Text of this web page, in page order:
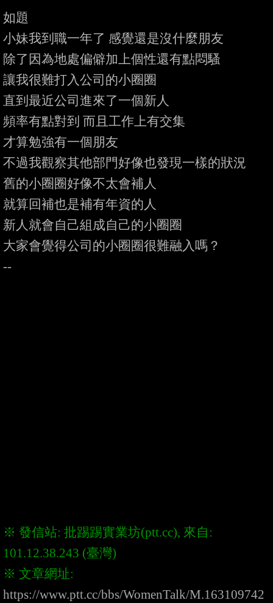
如題
小妹我到職一年了 感覺還是沒什麼朋友
除了因為地處偏僻加上個性還有點悶騷
讓我很難打入公司的小圈圈
直到最近公司進來了一個新人
頻率有點對到 而且工作上有交集
才算勉強有一個朋友
不過我觀察其他部門好像也發現一樣的狀況
舊的小圈圈好像不太會補人
就算回補也是補有年資的人
新人就會自己組成自己的小圈圈
大家會覺得公司的小圈圈很難融入嗎？
※ 發信站: 批踢踢實業坊(ptt.cc), 來自:
https://www.ptt.cc/bbs/WomenTalk/M.163109742